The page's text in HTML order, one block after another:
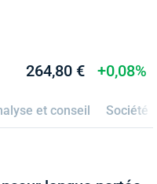
264,80 € +0,08%
et conseil Société